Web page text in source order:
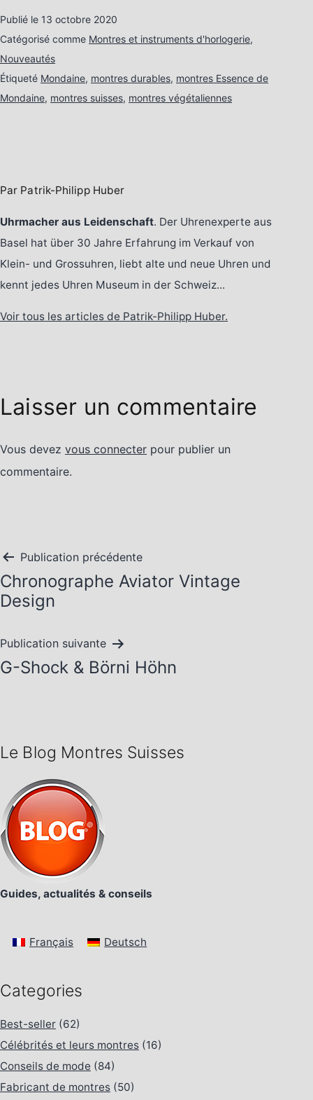
Publié le 13 octobre 2020
Catégorisé comme Montres et instruments d'horlogerie,
Nouveautés
Étiqueté Mondaine, montres durables, montres Essence de
Mondaine, montres suisses, montres végétaliennes
Par Patrik-Philipp Huber
Uhrmacher aus Leidenschaft. Der Uhrenexperte aus
Basel hat über 30 Jahre Erfahrung im Verkauf von
Klein- und Grossuhren, liebt alte und neue Uhren und
kennt jedes Uhren Museum in der Schweiz...
Voir tous les articles de Patrik-Philipp Huber.
Laisser un commentaire
Vous devez vous connecter pour publier un
commentaire.
Navigation
de
Publication précédente
Chronographe Aviator Vintage
Design
Publication suivante
G-Shock & Börni Höhn
Le Blog Montres Suisses
Guides, actualités & conseils
Français Deutsch
Categories
Best-seller (62)
Célébrités et leurs montres (16)
Conseils de mode (84)
Fabricant de montres (50)